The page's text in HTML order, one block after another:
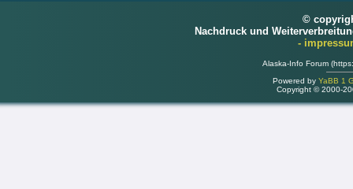
©
Nachdruck und
-
Alaska-Info Forum
Powered by YaBB 1
Copyright © 2000-